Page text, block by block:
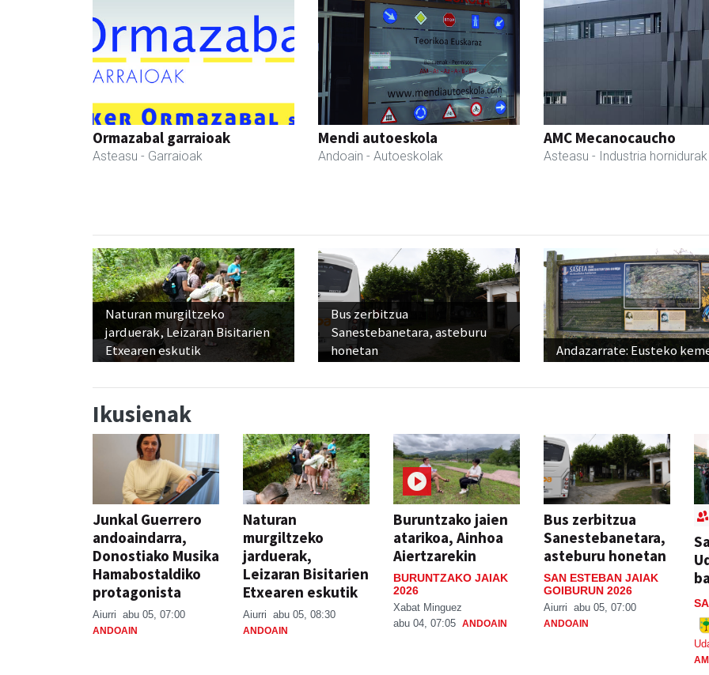
Ormazabal garraioak
Asteasu - Garraioak
Mendi autoeskola
Andoain - Autoeskolak
AMC Mecanocaucho
Asteasu - Industria hornidurak
Naturan murgiltzeko
jarduerak, Leizaran Bisitarien
Etxearen eskutik
Bus zerbitzua
Sanestebanetara, asteburu
honetan
Andazarrate: Eusteko
Ikusienak
Junkal Guerrero
andoaindarra,
Donostiako Musika
Hamabostaldiko
protagonista
Aiurri abu 05, 07:00
ANDOAIN
Naturan
murgiltzeko
jarduerak,
Leizaran Bisitarien
Etxearen eskutik
Aiurri abu 05, 08:30
ANDOAIN
Buruntzako jaien
atarikoa, Ainhoa
Aiertzarekin
BURUNTZAKO JAIAK
2026
Xabat Minguez
abu 04, 07:05 ANDOAIN
Bus zerbitzua
Sanestebanetara,
asteburu honetan
SAN ESTEBAN JAIAK
GOIBURUN 2026
Aiurri abu 05, 07:00
ANDOAIN